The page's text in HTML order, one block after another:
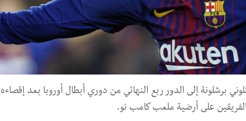
برشلونة إلى الدور ربع النهائي من دوري أبطال أوروبا بعد إقصاءه
على أرضية ملعب كامب نو.